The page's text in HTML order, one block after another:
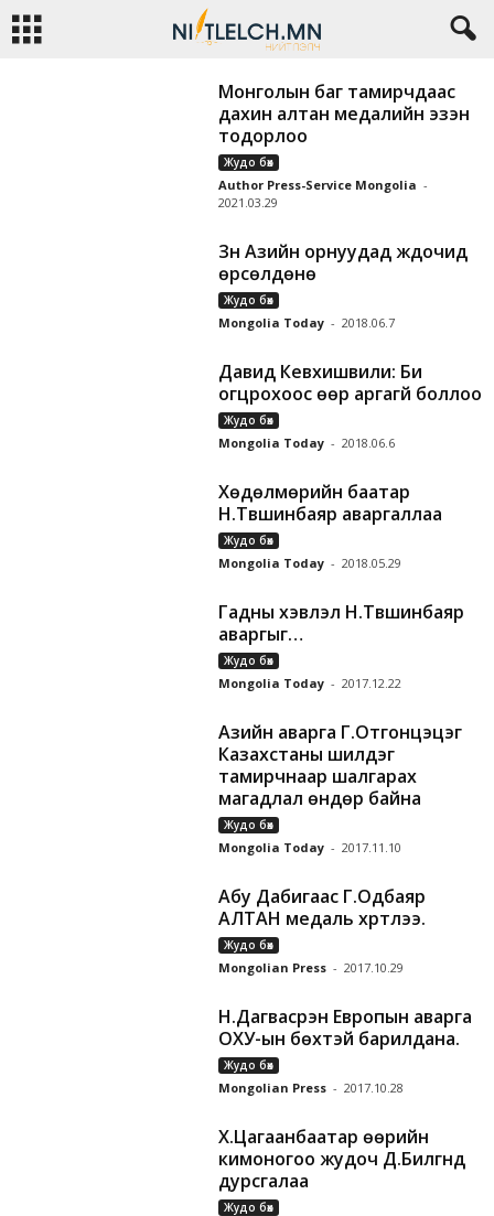
Монголын баг тамирчдаас
дахин алтан медалийн эзэн
тодорлоо
Жудо бөх
Author Press-Service Mongolia -
2021.03.29
Зүүн Азийн орнуудад жүдочид
өрсөлдөнө
Жудо бөх
Mongolia Today - 2018.06.7
Давид Кевхишвили: Би
огцрохоос өөр аргагүй боллоо
Жудо бөх
Mongolia Today - 2018.06.6
Хөдөлмөрийн баатар
Н.Түвшинбаяр аваргаллаа
Жудо бөх
Mongolia Today - 2018.05.29
Гадны хэвлэл Н.Түвшинбаяр
аваргыг…
Жудо бөх
Mongolia Today - 2017.12.22
Азийн аварга Г.Отгонцэцэг
Казахстаны шилдэг
тамирчнаар шалгарах
магадлал өндөр байна
Жудо бөх
Mongolia Today - 2017.11.10
Абу Дабигаас Г.Одбаяр
АЛТАН медаль хүртлээ.
Жудо бөх
Mongolian Press - 2017.10.29
Н.Дагвасүрэн Европын аварга
ОХУ-ын бөхтэй барилдана.
Жудо бөх
Mongolian Press - 2017.10.28
Х.Цагаанбаатар өөрийн
кимоногоо жудоч Д.Билгүүнд
дурсгалаа
Жудо бөх